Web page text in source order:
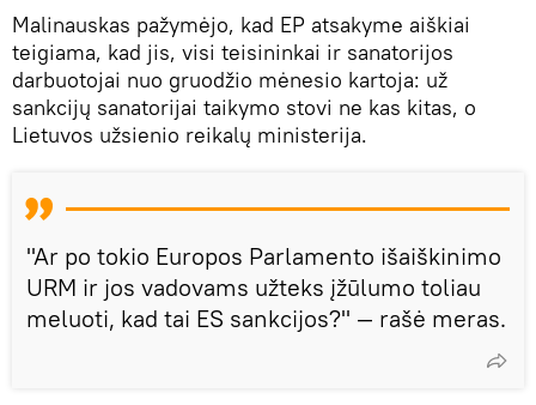
Malinauskas pažymėjo, kad EP atsakyme aiškiai
teigiama, kad jis, visi teisininkai ir sanatorijos
darbuotojai nuo gruodžio mėnesio kartoja: už
sankcijų sanatorijai taikymo stovi ne kas kitas, o
Lietuvos užsienio reikalų ministerija.
"Ar po tokio Europos Parlamento išaiškinimo
URM ir jos vadovams užteks įžūlumo toliau
meluoti, kad tai ES sankcijos?" — rašė meras.